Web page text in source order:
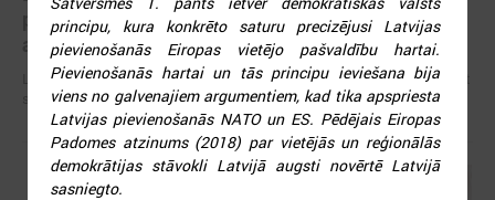
profilakses iestādi nedrīkst slēgt bez droša
alternatīva risinājuma
LPS: apreibinošu vielu ietekmē esošu bērnu profilakses iestādi nedrīkst
slēgt bez droša alternatīva risinājuma
principu, kura konkrēto saturu precizējusi Latvijas
pievienošanās Eiropas vietējo pašvaldību hartai.
Pievienošanās hartai un tās principu ieviešana bija
viens no galvenajiem argumentiem, kad tika apspriesta
Latvijas pievienošanās NATO un ES. Pēdējais Eiropas
Padomes atzinums (2018) par vietējās un reģionālās
demokrātijas stāvokli Latvijā augsti novērtē Latvijā
sasniegto.